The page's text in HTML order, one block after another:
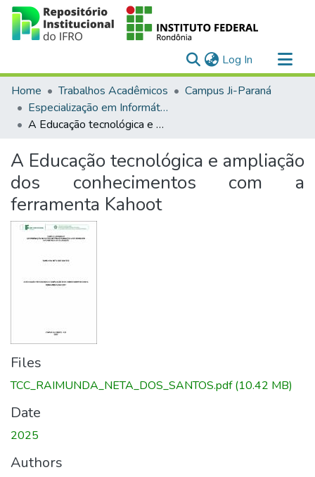
Log In (current)
Communities & Collections
All of DSpace
Statistics
Home Trabalhos Acadêmicos
Campus Ji-Paraná
Especialização em Informática na Educação (EaD)
A Educação tecnológica e ampliação dos conhecimentos com a ferramenta Kahoot
A Educação tecnológica e ampliação
dos conhecimentos com a
ferramenta Kahoot
Files
TCC_RAIMUNDA_NETA_DOS_SANTOS.pdf(10.42 MB)
Date
2025
Authors